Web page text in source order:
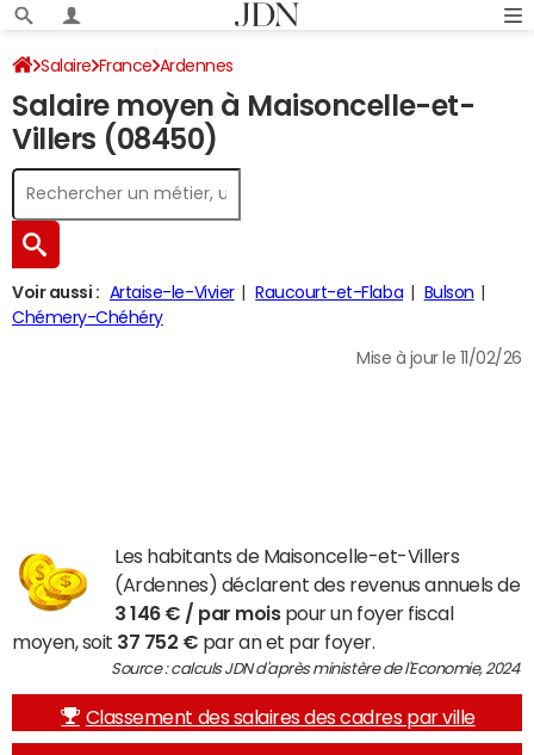
Salaire France Ardennes
Salaire moyen à Maisoncelle-et-
Villers (08450)
Voir aussi : Artaise-le-Vivier Raucourt-et-Flaba
Bulson
Chémery-Chéhéry
Mise à jour le 11/02/26
Les habitants de Maisoncelle-et-Villers
(Ardennes) déclarent des revenus annuels de
3 146 € / par moispour un foyer fiscal
moyen, soit 37 752 € par an et par foyer.
Source : calculs JDN d'après ministère de l'Economie, 2024
Classement des salaires des cadres par ville